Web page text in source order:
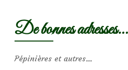
De bonnes adresses…
Pépinières et autres…